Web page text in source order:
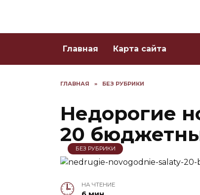
Главная Карта сайта
ГЛАВНАЯ » БЕЗ РУБРИКИ
Недорогие
20
БЕЗ РУБРИКИ
НА ЧТЕНИЕ